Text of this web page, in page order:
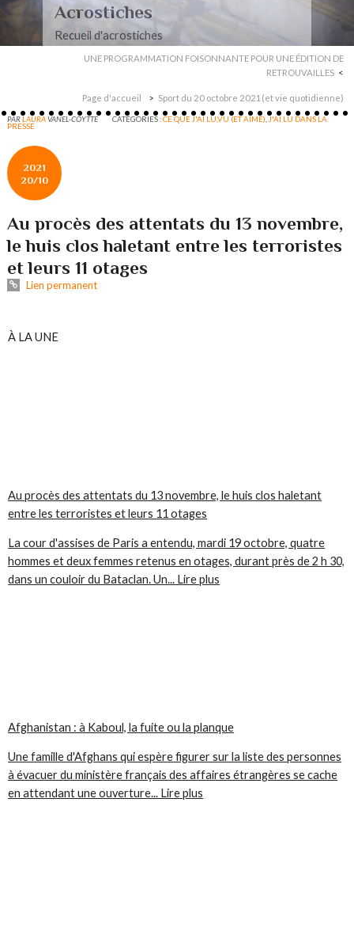
Acrostiches
Recueil d'acrostiches
UNE PROGRAMMATION FOISONNANTE POUR UNE ÉDITION DE
RETROUVAILLES
Page d'accueil Sport du 20 octobre 2021(et vie quotidienne)
PARLAURAVANEL-COYTTE CATÉGORIES :CE QUE J'AI LU,VU (ET AIMÉ) ,J'AI LU DANS LA
PRESSE
2021
20/10
Au procès des attentats du 13 novembre,
le huis clos haletant entre les terroristes
et leurs 11 otages
Lien permanent
À LA UNE
Au procès des attentats du 13 novembre, le huis clos haletant
entre les terroristes et leurs 11 otages
La cour d'assises de Paris a entendu, mardi 19 octobre, quatre
hommes et deux femmes retenus en otages, durant près de 2 h 30,
dans un couloir du Bataclan. Un... Lire plus
Afghanistan : à Kaboul, la fuite ou la planque
Une famille d'Afghans qui espère figurer sur la liste des personnes
à évacuer du ministère français des affaires étrangères se cache
en attendant une ouverture... Lire plus